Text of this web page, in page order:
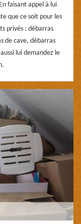
faisant appel à lui
que ce soit pour les
privés : débarras
de cave, débarras
lui demandez le